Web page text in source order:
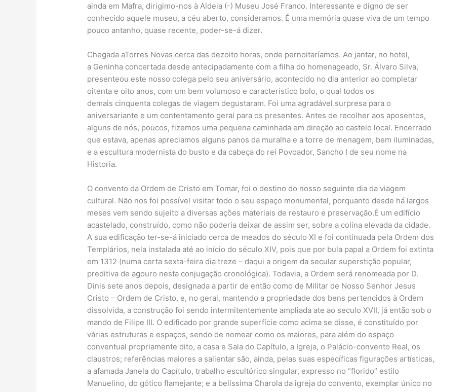
ainda em Mafra, dirigimo-nos à Aldeia (-) Museu José Franco. Interessante e digno de ser
conhecido aquele museu, a céu aberto, consideramos. É uma memória quase viva de um tempo
pouco antanho, quase recente, poder-se-á dizer.
Chegada aTorres Novas cerca das dezoito horas, onde pernoitaríamos. Ao jantar, no hotel,
a Geninha concertada desde antecipadamente com a filha do homenageado, Sr. Álvaro Silva,
presenteou este nosso colega pelo seu aniversário, acontecido no dia anterior ao completar
oitenta e oito anos, com um bem volumoso e característico bolo, o qual todos os
demais cinquenta colegas de viagem degustaram. Foi uma agradável surpresa para o
aniversariante e um contentamento geral para os presentes. Antes de recolher aos aposentos,
alguns de nós, poucos, fizemos uma pequena caminhada em direção ao castelo local. Encerrado
que estava, apenas apreciamos alguns panos da muralha e a torre de menagem, bem iluminadas,
e a escultura modernista do busto e da cabeça do rei Povoador, Sancho I de seu nome na
Historia.
O convento da Ordem de Cristo em Tomar, foi o destino do nosso seguinte dia da viagem
cultural. Não nos foi possível visitar todo o seu espaço monumental, porquanto desde há largos
meses vem sendo sujeito a diversas ações materiais de restauro e preservação.É um edifício
acastelado, construído, como não poderia deixar de assim ser, sobre a colina elevada da cidade.
A sua edificação ter-se-á iniciado cerca de meados do século XI e foi continuada pela Ordem dos
Templários, nela instalada até ao início do século XIV, pois que por bula papal a Ordem foi extinta
em 1312 (numa certa sexta-feira dia treze – daqui a origem da secular superstição popular,
preditiva de agouro nesta conjugação cronológica). Todavia, a Ordem será renomeada por D.
Dinis sete anos depois, designada a partir de então como de Militar de Nosso Senhor Jesus
Cristo – Ordem de Cristo, e, no geral, mantendo a propriedade dos bens pertencidos à Ordem
dissolvida, a construção foi sendo intermitentemente ampliada ate ao seculo XVII, já então sob o
mando de Filipe III. O edificado por grande superfície como acima se disse, é constituído por
várias estruturas e espaços, sendo de nomear como os maiores, para além do espaço
conventual propriamente dito, a casa e Sala do Capítulo, a Igreja, o Palácio-convento Real, os
claustros; referências maiores a salientar são, ainda, pelas suas específicas figurações artísticas,
a afamada Janela do Capítulo, trabalho escultórico singular, expresso no “florido” estilo
Manuelino, do gótico flamejante; e a belíssima Charola da igreja do convento, exemplar único no